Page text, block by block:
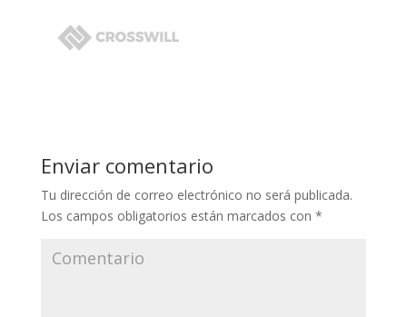
Enviar comentario
Tu dirección de correo electrónico no será publicada.
Los campos obligatorios están marcados con *